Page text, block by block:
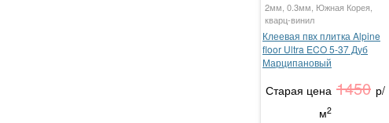
2мм, 0.3мм, Южная Корея,
кварц-винил
Клеевая пвх плитка Alpine
floor Ultra ECO 5-37 Дуб
Марципановый
Старая цена 1450 р/
м2